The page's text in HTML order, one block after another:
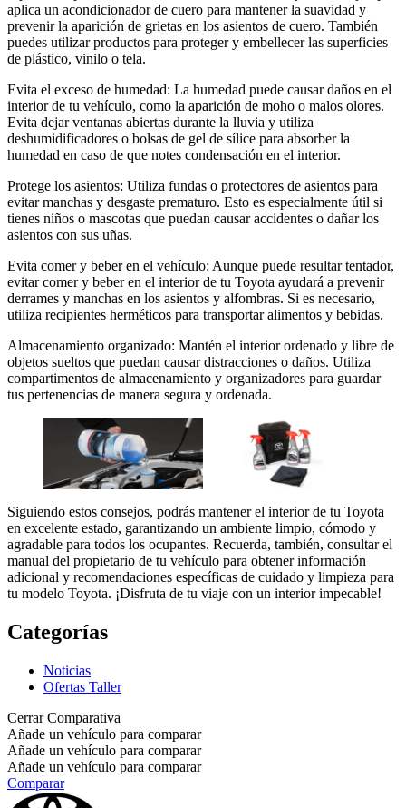
aplica un acondicionador de cuero para mantener la suavidad y
prevenir la aparición de grietas en los asientos de cuero. También
puedes utilizar productos para proteger y embellecer las superficies
de plástico, vinilo o tela.
Evita el exceso de humedad: La humedad puede causar daños en el
interior de tu vehículo, como la aparición de moho o malos olores.
Evita dejar ventanas abiertas durante la lluvia y utiliza
deshumidificadores o bolsas de gel de sílice para absorber la
humedad en caso de que notes condensación en el interior.
Protege los asientos: Utiliza fundas o protectores de asientos para
evitar manchas y desgaste prematuro. Esto es especialmente útil si
tienes niños o mascotas que puedan causar accidentes o dañar los
asientos con sus uñas.
Evita comer y beber en el vehículo: Aunque puede resultar tentador,
evitar comer y beber en el interior de tu Toyota ayudará a prevenir
derrames y manchas en los asientos y alfombras. Si es necesario,
utiliza recipientes herméticos para transportar alimentos y bebidas.
Almacenamiento organizado: Mantén el interior ordenado y libre de
objetos sueltos que puedan causar distracciones o daños. Utiliza
compartimentos de almacenamiento y organizadores para guardar
tus pertenencias de manera segura y ordenada.
Siguiendo estos consejos, podrás mantener el interior de tu Toyota
en excelente estado, garantizando un ambiente limpio, cómodo y
agradable para todos los ocupantes. Recuerda, también, consultar el
manual del propietario de tu vehículo para obtener información
adicional y recomendaciones específicas de cuidado y limpieza para
tu modelo Toyota. ¡Disfruta de tu viaje con un interior impecable!
Categorías
Noticias
Ofertas Taller
Cerrar Comparativa
Añade un vehículo para comparar
Añade un vehículo para comparar
Añade un vehículo para comparar
Comparar